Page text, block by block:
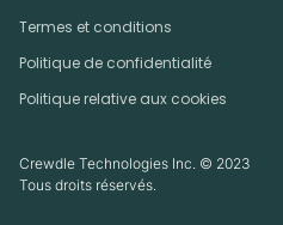
Crewdle Technologies Inc. © 2023
Tous droits réservés.
Termes et conditions
Politique de confidentialité
Politique relative aux cookies